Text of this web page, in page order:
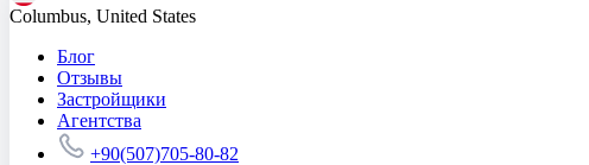
Columbus, United States
Блог
Отзывы
Застройщики
Агентства
+90(507)705-80-82